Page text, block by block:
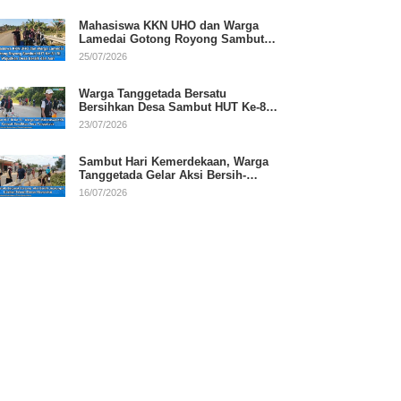
Mahasiswa KKN UHO dan Warga
Lamedai Gotong Royong Sambut
HUT Ke-81 RI
25/07/2026
Warga Tanggetada Bersatu
Bersihkan Desa Sambut HUT Ke-81
RI
23/07/2026
Sambut Hari Kemerdekaan, Warga
Tanggetada Gelar Aksi Bersih-
Bersih Desa
16/07/2026